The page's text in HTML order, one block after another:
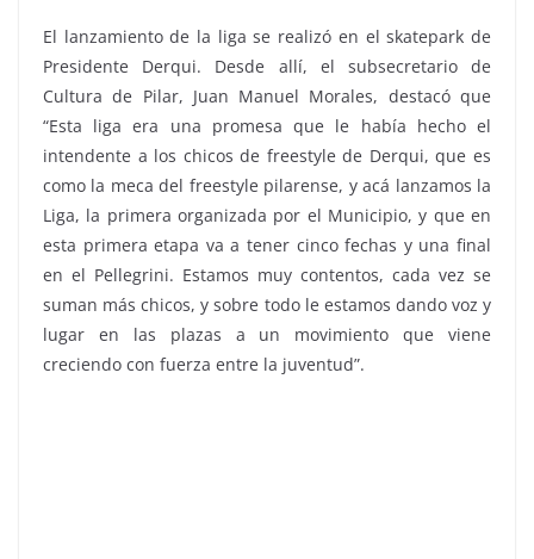
El lanzamiento de la liga se realizó en el skatepark de
Presidente Derqui. Desde allí, el subsecretario de
Cultura de Pilar, Juan Manuel Morales, destacó que
“Esta liga era una promesa que le había hecho el
intendente a los chicos de freestyle de Derqui, que es
como la meca del freestyle pilarense, y acá lanzamos la
Liga, la primera organizada por el Municipio, y que en
esta primera etapa va a tener cinco fechas y una final
en el Pellegrini. Estamos muy contentos, cada vez se
suman más chicos, y sobre todo le estamos dando voz y
lugar en las plazas a un movimiento que viene
creciendo con fuerza entre la juventud”.